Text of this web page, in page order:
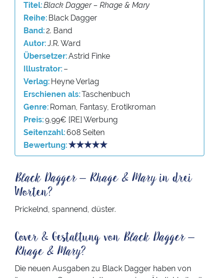
Titel Black Dagger – Rhage & Mary
Reihe Black Dagger
Band 2. Band
Autor J.R. Ward
Übersetzer Astrid Finke
Illustrator –
Verlag Heyne Verlag
Erschienen als Taschenbuch
Genre Roman, Fantasy, Erotikroman
Preis 9,99€ [RE] Werbung
Seitenzahl 608 Seiten
Bewertung
Black Dagger – Rhage & Maryin drei
Worten?
Prickelnd, spannend, düster.
Cover & Gestaltung von Black Dagger –
Rhage & Mary?
Die neuen Ausgaben zu Black Dagger haben von